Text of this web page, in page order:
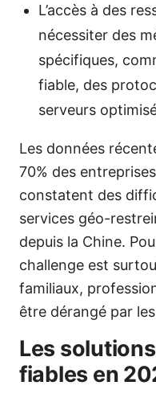
L’accès à des
nécessiter des
spécifiques,
fiable, des
serveurs
Les données
70% des
constatent des
services géo-
depuis la Chine.
challenge est
familiaux,
être dérangé par
Les
fiables en